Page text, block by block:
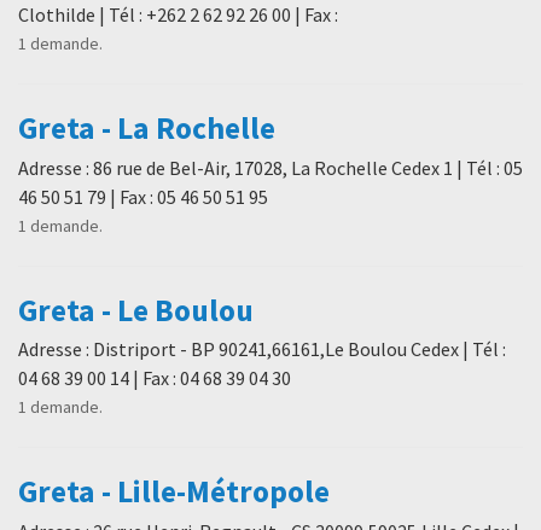
Clothilde | Tél : +262 2 62 92 26 00 | Fax :
1 demande.
Greta - La Rochelle
Adresse : 86 rue de Bel-Air, 17028, La Rochelle Cedex 1 | Tél : 05
46 50 51 79 | Fax : 05 46 50 51 95
1 demande.
Greta - Le Boulou
Adresse : Distriport - BP 90241,66161,Le Boulou Cedex | Tél :
04 68 39 00 14 | Fax : 04 68 39 04 30
1 demande.
Greta - Lille-Métropole